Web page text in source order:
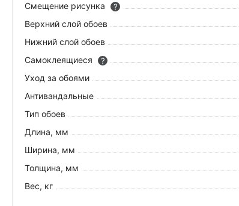
Смещение рисунка
?
Верхний слой обоев
Нижний слой обоев
Самоклеящиеся
?
Уход за обоями
Антивандальные
Тип обоев
Длина, мм
Ширина, мм
Толщина, мм
Вес, кг